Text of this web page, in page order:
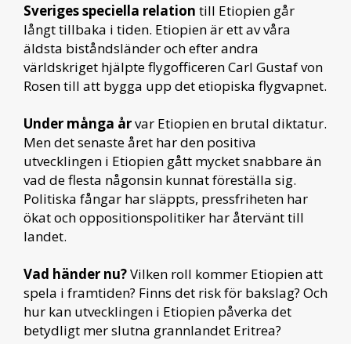
Sveriges speciella relation till Etiopien går
långt tillbaka i tiden. Etiopien är ett av våra
äldsta biståndsländer och efter andra
världskriget hjälpte flygofficeren Carl Gustaf von
Rosen till att bygga upp det etiopiska flygvapnet.
Under många årvar Etiopien en brutal diktatur.
Men det senaste året har den positiva
utvecklingen i Etiopien gått mycket snabbare än
vad de flesta någonsin kunnat föreställa sig.
Politiska fångar har släppts, pressfriheten har
ökat och oppositionspolitiker har återvänt till
landet.
Vad händer nu?Vilken roll kommer Etiopien att
spela i framtiden? Finns det risk för bakslag? Och
hur kan utvecklingen i Etiopien påverka det
betydligt mer slutna grannlandet Eritrea?